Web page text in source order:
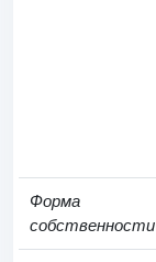
Форма
собственности